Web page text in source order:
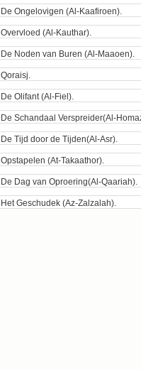
De Ongelovigen (Al-Kaafiroen).
Overvloed (Al-Kauthar).
De Noden van Buren (Al-Maaoen).
Qoraisj.
De Olifant (Al-Fiel).
De Schandaal Verspreider(Al-
De Tijd door de Tijden(Al-Asr).
Opstapelen (At-Takaathor).
De Dag van Oproering(Al-Qaariah).
Het Geschudek (Az-Zalzalah).